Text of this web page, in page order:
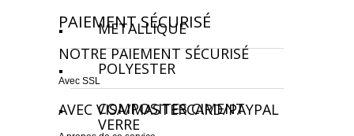
METALLIQUE
POLYESTER
COMPOSITES CIMENT
VERRE
PAIEMENT SÉCURISÉ
NOTRE PAIEMENT SÉCURISÉ
Avec SSL
AVEC VISA/MASTERCARD/PAYPAL